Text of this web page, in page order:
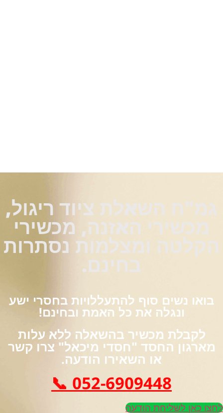
גמ"ח השאלת ציוד ריגול,
מכשירי האזנה, מכשירי
הקלטה ומצלמות נסתרות
בחינם.
בואו נשים סוף להתעללויות בחסרי ישע
ונגלה את כל האמת ובחינם!
לקבלת מכשיר בהשאלה ללא עלות
מארגון החסד "חסדי מיכאל" צרו קשר
או השאירו הודעה.
052-6909448 📞
לחצו כאן לשליחת הודעה